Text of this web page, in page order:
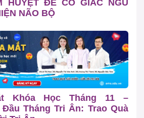
HUYỆT ĐỂ CÓ GIẤC NGỦ
NÃO BỘ
Khóa Học Tháng 11 –
Tháng Tri Ân: Trao Quà